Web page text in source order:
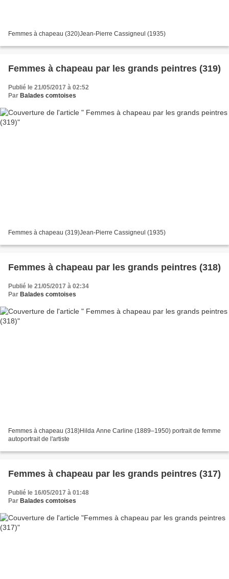
Femmes à chapeau (320)Jean-Pierre Cassigneul (1935)
Femmes à chapeau par les grands peintres (319)
Publié le 21/05/2017 à 02:52
Par Balades comtoises
Femmes à chapeau (319)Jean-Pierre Cassigneul (1935)
Femmes à chapeau par les grands peintres (318)
Publié le 21/05/2017 à 02:34
Par Balades comtoises
Femmes à chapeau (318)Hilda Anne Carline (1889–1950) portrait de femme
autoportrait de l'artiste
Femmes à chapeau par les grands peintres (317)
Publié le 16/05/2017 à 01:48
Par Balades comtoises